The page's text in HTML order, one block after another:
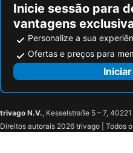
Inicie sessão para
vantagens
Personalize a sua
Ofertas e preços para
trivago N.V., Kesselstraße 5 – 7,
Direitos autorais 2026 trivago | Todos